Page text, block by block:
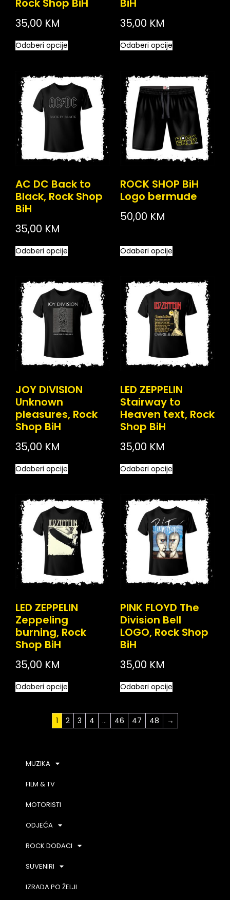
Rock Shop BiH
35,00 KM
Odaberi opcije
BiH
35,00 KM
Odaberi opcije
AC DC Back to
Black, Rock Shop
BiH
35,00 KM
Odaberi opcije
ROCK SHOP BiH
Logo bermude
50,00 KM
Odaberi opcije
JOY DIVISION
Unknown
pleasures, Rock
Shop BiH
35,00 KM
Odaberi opcije
LED ZEPPELIN
Stairway to
Heaven text, Rock
Shop BiH
35,00 KM
Odaberi opcije
LED ZEPPELIN
Zeppeling
burning, Rock
Shop BiH
35,00 KM
Odaberi opcije
PINK FLOYD The
Division Bell
LOGO, Rock Shop
BiH
35,00 KM
Odaberi opcije
1 2 3 4 … 46 47 48 →
MUZIKA
FILM & TV
MOTORISTI
ODJEĆA
ROCK DODACI
SUVENIRI
IZRADA PO ŽELJI